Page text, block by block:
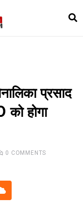
प्रसाद
को होगा
0 COMMENTS
Cloud